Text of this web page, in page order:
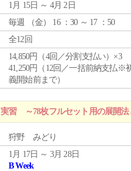
1月 15日 ～ 4月 2日
毎週 （金） 16 ：30 ～ 17 ：50
全12回
14,850円（4回／分割支払い）×3
41,250円（12回／一括前納支払※
義開始前まで）
習 ～78枚フルセット用の展開法
狩野 みどり
1月 17日 ～ 3月 28日
B Week